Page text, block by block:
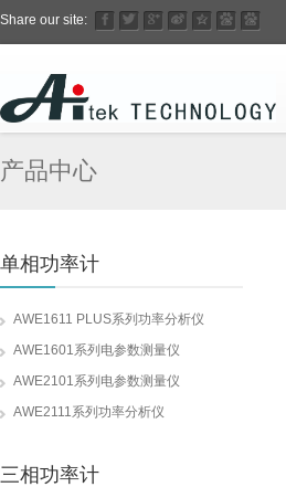
Share our site:
产品中心
单相功率计
AWE1611 PLUS系列功率分析仪
AWE1601系列电参数测量仪
AWE2101系列电参数测量仪
AWE2111系列功率分析仪
三相功率计